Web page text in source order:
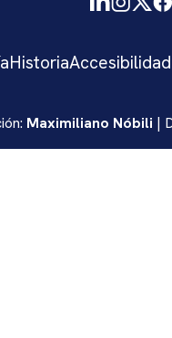
HistoriaAccesibilidad
Maximiliano Nóbili |